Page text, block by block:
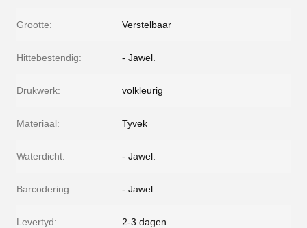
Grootte: Verstelbaar
Hittebestendig: - Jawel.
Drukwerk: volkleurig
Materiaal: Tyvek
Waterdicht: - Jawel.
Barcodering: - Jawel.
Levertyd: 2-3 dagen